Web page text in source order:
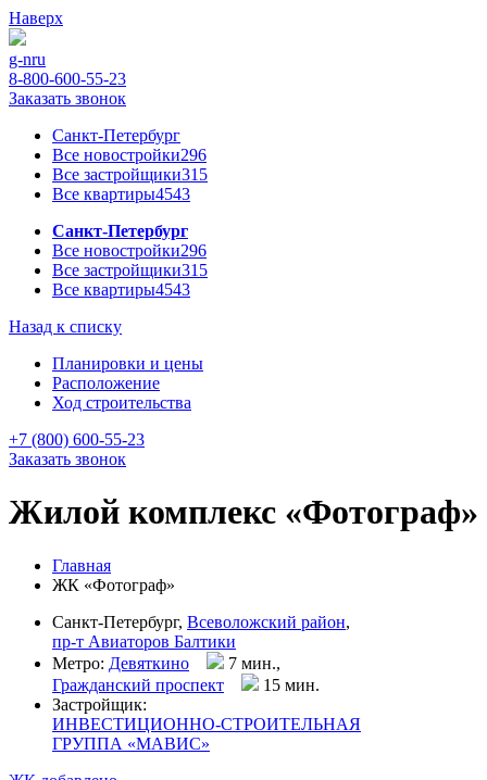
Наверх
g-nru
8-800-600-55-23
Заказать звонок
Санкт-Петербург
Все новостройки296
Все застройщики315
Все квартиры4543
Санкт-Петербург
Все новостройки296
Все застройщики315
Все квартиры4543
Назад к списку
Планировки и цены
Расположение
Ход строительства
+7 (800) 600-55-23
Заказать звонок
Жилой комплекс «Фотограф»
Главная
ЖК «Фотограф»
Санкт-Петербург, Всеволожский район,
пр-т Авиаторов Балтики
Метро: Девяткино
7 мин.,
Гражданский проспект
15 мин.
Застройщик:
ИНВЕСТИЦИОННО-СТРОИТЕЛЬНАЯ
ГРУППА «МАВИС»